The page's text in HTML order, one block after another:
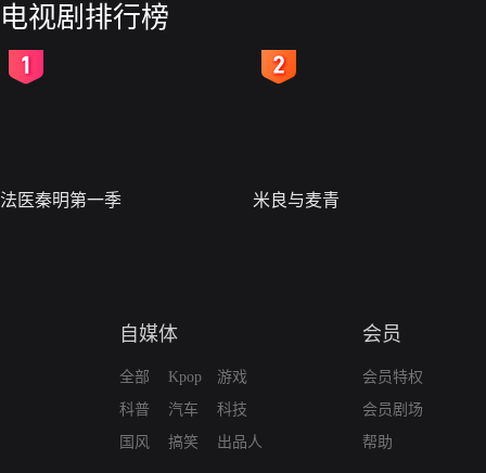
电视剧排行榜
法医秦明第一季 米良与麦青
自媒体
全部
科普
国风
Kpop
汽车
搞笑
游戏
科技
出品人
会员
会员特权
会员剧场
帮助